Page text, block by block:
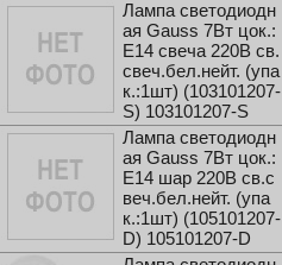
Лампа светодиодн
ая Gauss 7Вт цок.:
E14 свеча 220B св.
свеч.бел.нейт. (упа
к.:1шт) (103101207-
S) 103101207-S
Лампа светодиодн
ая Gauss 7Вт цок.:
E14 шар 220B св.с
веч.бел.нейт. (упа
к.:1шт) (105101207-
D) 105101207-D